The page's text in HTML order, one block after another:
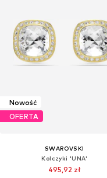
Nowość
OFERTA
SWAROVSKI
Kolczyki 'UNA'
495,92 zł